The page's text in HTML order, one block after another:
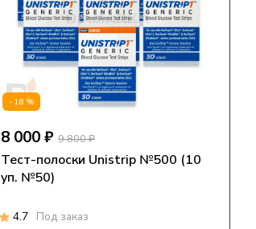
-18%
8 000 ₽ 9 800 ₽
Тест-полоски Unistrip №500 (10
уп. №50)
4.7 Под заказ